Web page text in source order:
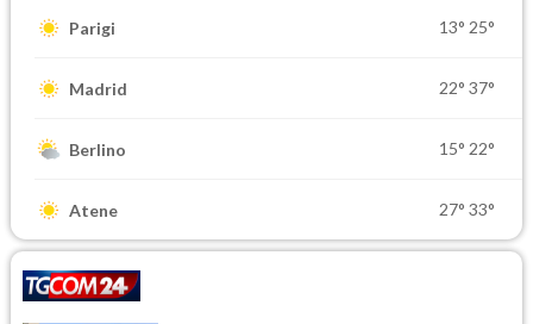
Parigi 13° 25°
Madrid 22° 37°
Berlino 15° 22°
Atene 27° 33°